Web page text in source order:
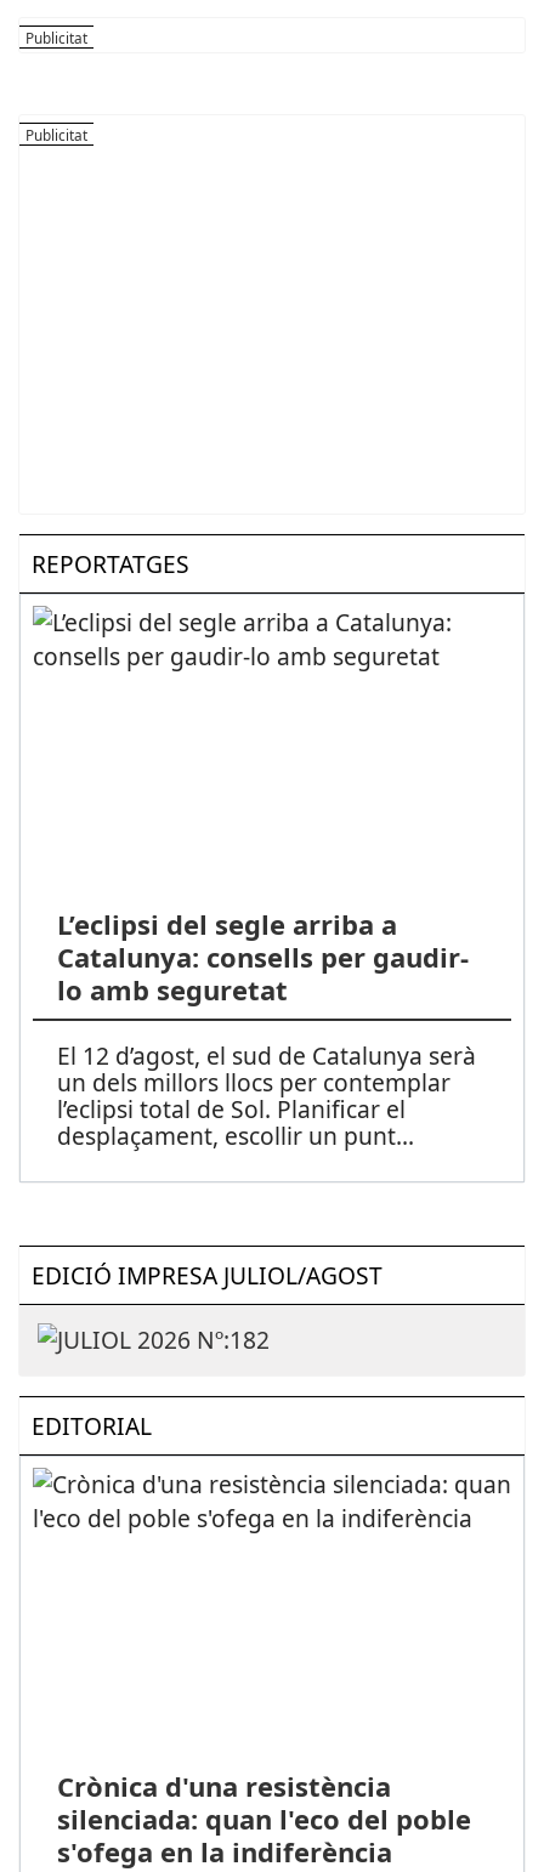
REPORTATGES
L’eclipsi del segle arriba a
Catalunya: consells per gaudir-
lo amb seguretat
El 12 d’agost, el sud de Catalunya serà
un dels millors llocs per contemplar
l’eclipsi total de Sol. Planificar el
desplaçament, escollir un punt...
EDICIÓ IMPRESA JULIOL/AGOST
EDITORIAL
Crònica d'una resistència
silenciada: quan l'eco del poble
s'ofega en la indiferència